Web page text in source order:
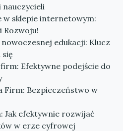
nauczycieli
w sklepie internetowym:
Rozwoju!
edukacji: Klucz
Efektywne podejście do
Firm: Bezpieczeństwo w
Jak efektywnie rozwijać
w erze cyfrowej